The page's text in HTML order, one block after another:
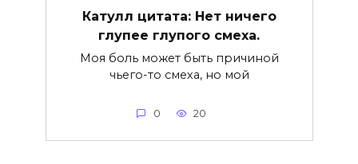
Катулл цитата: Нет ничего
глупее глупого смеха.
Моя боль может быть причиной
чьего-то смеха, но мой
0 20